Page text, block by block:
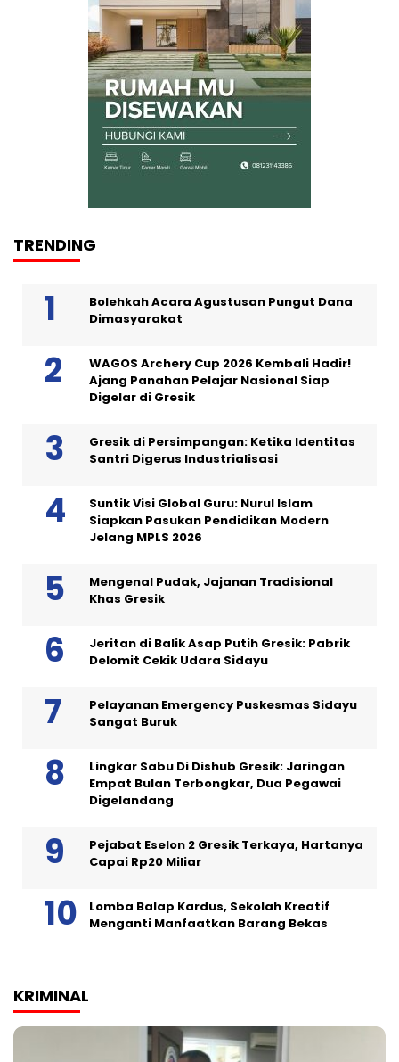
TRENDING
Bolehkah Acara Agustusan Pungut Dana
Dimasyarakat
WAGOS Archery Cup 2026 Kembali Hadir!
Ajang Panahan Pelajar Nasional Siap
Digelar di Gresik
Gresik di Persimpangan: Ketika Identitas
Santri Digerus Industrialisasi
Suntik Visi Global Guru: Nurul Islam
Siapkan Pasukan Pendidikan Modern
Jelang MPLS 2026
Mengenal Pudak, Jajanan Tradisional
Khas Gresik
Jeritan di Balik Asap Putih Gresik: Pabrik
Delomit Cekik Udara Sidayu
Pelayanan Emergency Puskesmas Sidayu
Sangat Buruk
Lingkar Sabu Di Dishub Gresik: Jaringan
Empat Bulan Terbongkar, Dua Pegawai
Digelandang
Pejabat Eselon 2 Gresik Terkaya, Hartanya
Capai Rp20 Miliar
Lomba Balap Kardus, Sekolah Kreatif
Menganti Manfaatkan Barang Bekas
KRIMINAL